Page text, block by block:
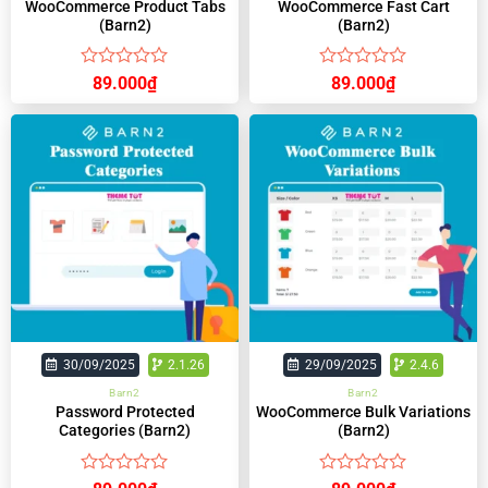
WooCommerce Product Tabs
(Barn2)
Được
hạng
0
5
sao
89.000₫
WooCommerce Fast Cart
(Barn2)
Được
hạng
0
5
sao
89.000₫
30/09/2025 2.1.26
Barn2
Password Protected
Categories (Barn2)
29/09/2025 2.4.6
Barn2
WooCommerce Bulk Variations
(Barn2)